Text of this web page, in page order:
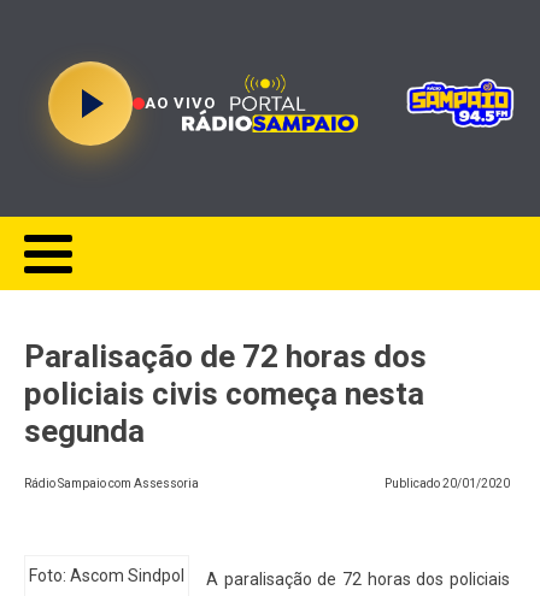
AO VIVO
Paralisação de 72 horas dos
policiais civis começa nesta
segunda
Rádio Sampaio com Assessoria Publicado20/01/2020
Foto: Ascom Sindpol
A paralisação de 72 horas dos policiais